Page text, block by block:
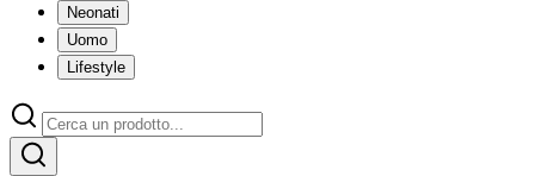
Neonati
Uomo
Lifestyle